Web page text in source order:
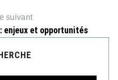
suivant
enjeux et opportunités